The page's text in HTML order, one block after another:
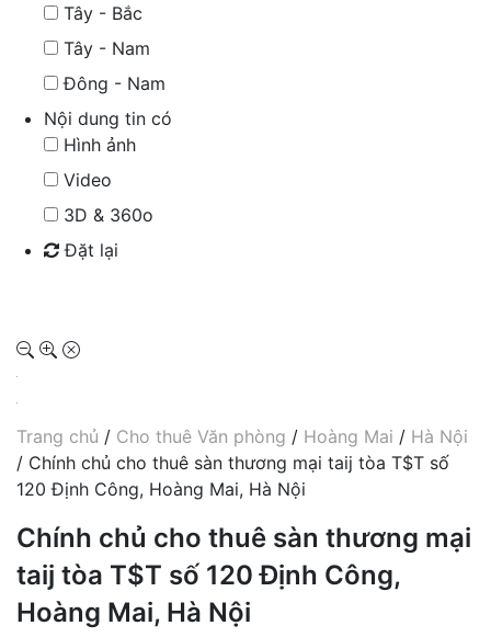
Tây - Bắc
Tây - Nam
Đông - Nam
Nội dung tin có
Hình ảnh
Video
3D & 360o
Đặt lại
Trang chủ / Cho thuê Văn phòng / Hoàng Mai / Hà Nội
/ Chính chủ cho thuê sàn thương mại taij tòa T$T số
120 Định Công, Hoàng Mai, Hà Nội
Chính chủ cho thuê sàn thương mại
taij tòa T$T số 120 Định Công,
Hoàng Mai, Hà Nội